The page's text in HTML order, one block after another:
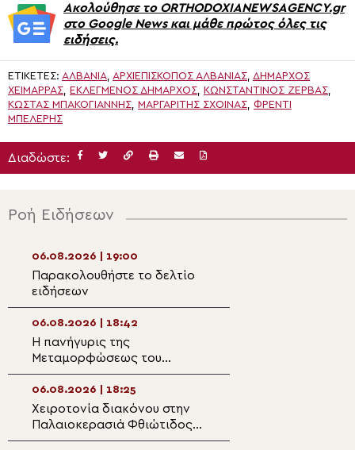
Ακολούθησε το ORTHODOXIANEWSAGENCY.gr
στο Google News και μάθε πρώτος όλες τις
ειδήσεις.
ΕΤΙΚΈΤΕΣ: ΑΛΒΑΝΙΑ ΑΡΧΙΕΠΊΣΚΟΠΟΣ ΑΛΒΑΝΊΑΣ ΔΉΜΑΡΧΟΣ
ΧΕΙΜΆΡΡΑΣ ΕΚΛΕΓΜΈΝΟΣ ΔΉΜΑΡΧΟΣ ΚΩΝΣΤΑΝΤΊΝΟΣ ΖΈΡΒΑΣ
ΚΏΣΤΑΣ ΜΠΑΚΟΓΙΆΝΝΗΣ ΜΑΡΓΑΡΙΤΗΣ ΣΧΟΙΝΑΣ ΦΡΈΝΤΙ
ΜΠΕΛΈΡΗΣ
Διαδώστε:
Ροή Ειδήσεων
06.08.2026 | 19:00
Παρακολουθήστε το δελτίο
ειδήσεων
06.08.2026 | 18:42
Η πανήγυρις της
Μεταμορφώσεως του
Σωτήρος στη Θεσσαλονίκη
06.08.2026 | 18:25
Χειροτονία διακόνου στην
Παλαιοκερασιά Φθιώτιδος
(ΒΙΝΤΕΟ)